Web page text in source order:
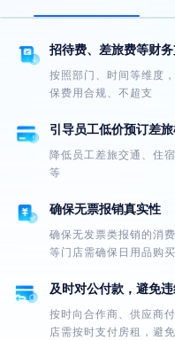
招待费、差旅费等财
按照部门、时间等维度
保费用合规、不超支
引导员工低价预订差
降低员工差旅交通、住
等
确保无票报销真实性
确保无发票类报销的消
等门店需确保日用品购
及时对公付款，避免
按时向合作商、供应商
店需按时支付房租，避